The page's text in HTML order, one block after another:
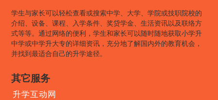
学生与家长可以轻松查看或搜索中学、大学、学院或技职院校的
介绍、设备、课程、入学条件、奖贷学金、生活资讯以及联络方
式等等。通过网络的便利，学生和家长可以随时随地获取小学升
中学或中学升大专的详细资讯，充分地了解国内外的教育机会，
并找到最适合自己的升学途径。
其它服务
升学互动网